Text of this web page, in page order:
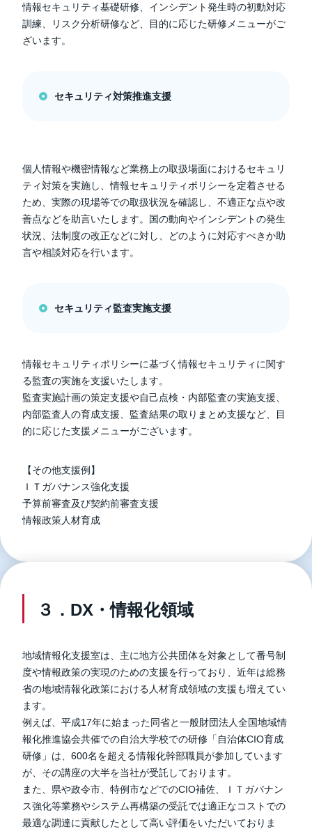
情報セキュリティ基礎研修、インシデント発生時の初動対応
訓練、リスク分析研修など、目的に応じた研修メニューがご
ざいます。
セキュリティ対策推進支援
個人情報や機密情報など業務上の取扱場面におけるセキュリ
ティ対策を実施し、情報セキュリティポリシーを定着させる
ため、実際の現場等での取扱状況を確認し、不適正な点や改
善点などを助言いたします。国の動向やインシデントの発生
状況、法制度の改正などに対し、どのように対応すべきか助
言や相談対応を行います。
セキュリティ監査実施支援
情報セキュリティポリシーに基づく情報セキュリティに関す
る監査の実施を支援いたします。
監査実施計画の策定支援や自己点検・内部監査の実施支援、
内部監査人の育成支援、監査結果の取りまとめ支援など、目
的に応じた支援メニューがございます。
【その他支援例】
ＩＴガバナンス強化支援
予算前審査及び契約前審査支援
情報政策人材育成
３．DX・情報化領域
地域情報化支援室は、主に地方公共団体を対象として番号制
度や情報政策の実現のための支援を行っており、近年は総務
省の地域情報化政策における人材育成領域の支援も増えてい
ます。
例えば、平成17年に始まった同省と一般財団法人全国地域情
報化推進協会共催での自治大学校での研修「自治体CIO育成
研修」は、600名を超える情報化幹部職員が参加しています
が、その講座の大半を当社が受託しております。
また、県や政令市、特例市などでのCIO補佐、ＩＴガバナン
ス強化等業務やシステム再構築の受託では適正なコストでの
最適な調達に貢献したとして高い評価をいただいておりま